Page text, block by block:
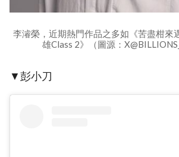
李濬榮，近期熱門作品之多如《苦盡柑來
雄Class 2》（圖源：
▼彭小刀